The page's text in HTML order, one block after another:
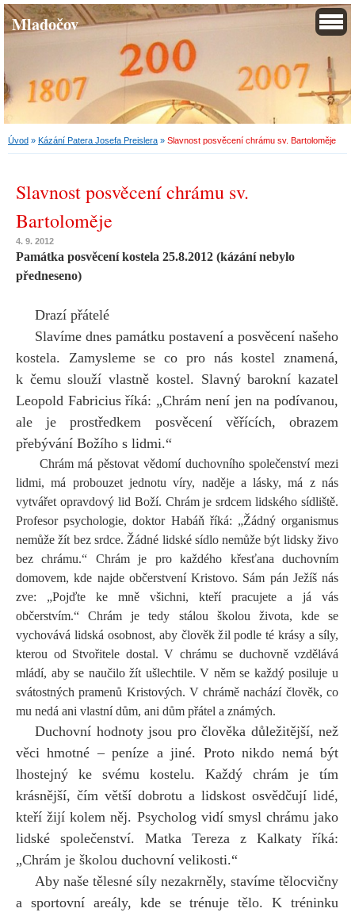
Mladočov
Úvod » Kázání Patera Josefa Preislera » Slavnost posvěcení chrámu sv. Bartoloměje
Slavnost posvěcení chrámu sv.
Bartoloměje
4. 9. 2012
Památka posvěcení kostela 25.8.2012 (kázání nebylo
předneseno)
Drazí přátelé
Slavíme dnes památku postavení a posvěcení našeho
kostela. Zamysleme se co pro nás kostel znamená,
k čemu slouží vlastně kostel. Slavný barokní kazatel
Leopold Fabricius říká: „Chrám není jen na podívanou,
ale je prostředkem posvěcení věřících, obrazem
přebývání Božího s lidmi.“
Chrám má pěstovat vědomí duchovního společenství mezi
lidmi, má probouzet jednotu víry, naděje a lásky, má z nás
vytvářet opravdový lid Boží. Chrám je srdcem lidského sídliště.
Profesor psychologie, doktor Habáň říká: „Žádný organismus
nemůže žít bez srdce. Žádné lidské sídlo nemůže být lidsky živo
bez chrámu.“ Chrám je pro každého křesťana duchovním
domovem, kde najde občerstvení Kristovo. Sám pán Ježíš nás
zve: „Pojďte ke mně všichni, kteří pracujete a já vás
občerstvím.“ Chrám je tedy stálou školou života, kde se
vychovává lidská osobnost, aby člověk žil podle té krásy a síly,
kterou od Stvořitele dostal. V chrámu se duchovně vzdělává
mládí, aby se naučilo žít ušlechtile. V něm se každý posiluje u
svátostných pramenů Kristových. V chrámě nachází člověk, co
mu nedá ani vlastní dům, ani dům přátel a známých.
Duchovní hodnoty jsou pro člověka důležitější, než
věci hmotné – peníze a jiné. Proto nikdo nemá být
lhostejný ke svému kostelu. Každý chrám je tím
krásnější, čím větší dobrotu a lidskost osvědčují lidé,
kteří žijí kolem něj. Psycholog vidí smysl chrámu jako
lidské společenství. Matka Tereza z Kalkaty říká:
„Chrám je školou duchovní velikosti.“
Aby naše tělesné síly nezakrněly, stavíme tělocvičny
a sportovní areály, kde se trénuje tělo. K tréninku